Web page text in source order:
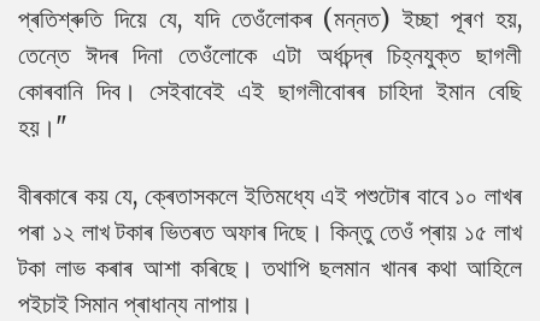
প্ৰতিশ্ৰুতি দিয়ে যে, যদি তেওঁলোকৰ (মন্নত) ইচ্ছা পূৰণ হয়,
তেন্তে ঈদৰ দিনা তেওঁলোকে এটা অৰ্ধচন্দ্ৰ চিহ্নযুক্ত ছাগলী
কোৰবানি দিব। সেইবাবেই এই ছাগলীবোৰৰ চাহিদা ইমান বেছি
হয়।"
বীৰকাৰে কয় যে, ক্ৰেতাসকলে ইতিমধ্যে এই পশুটোৰ বাবে ১০ লাখৰ
পৰা ১২ লাখ টকাৰ ভিতৰত অফাৰ দিছে। কিন্তু তেওঁ প্ৰায় ১৫ লাখ
টকা লাভ কৰাৰ আশা কৰিছে। তথাপি ছলমান খানৰ কথা আহিলে
পইচাই সিমান প্ৰাধান্য নাপায়।